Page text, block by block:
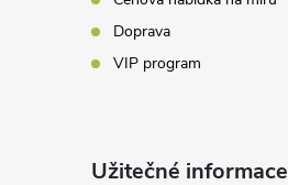
v
ý
Doprava
VIP program
Užitečné informace